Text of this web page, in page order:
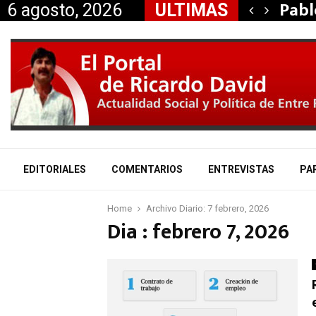
6 agosto, 2026 ULTIMAS
aliados a la…
EDITORIALES COMENTARIOS ENTREVISTAS
Home Archivo Diario: 7 febrero, 2026
Dia : febrero 7, 2026